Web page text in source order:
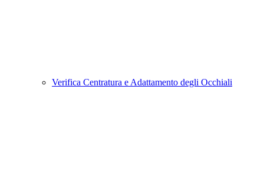
Verifica Centratura e Adattamento degli Occhiali